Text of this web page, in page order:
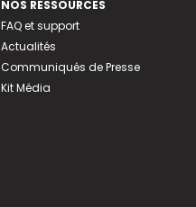
NOS RESSOURCES
FAQ et support
Actualités
Communiqués de Presse
Kit Média